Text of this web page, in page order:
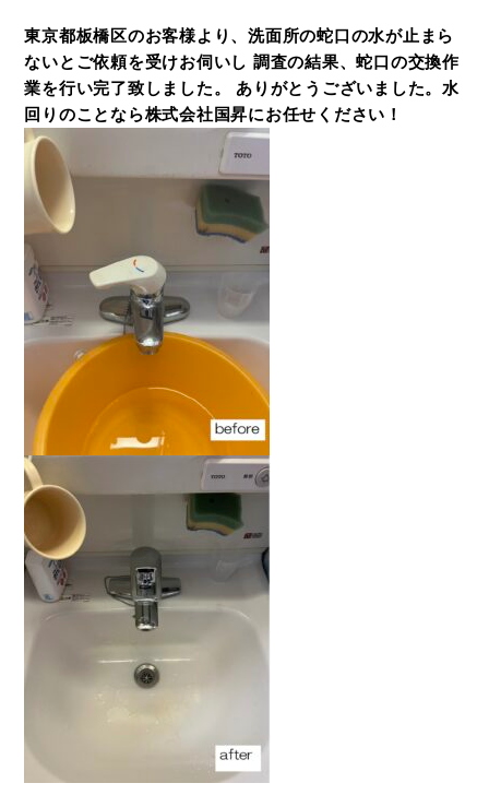
東京都板橋区のお客様より、洗面所の蛇口の水が止まら
ないとご依頼を受けお伺いし 調査の結果、蛇口の交換作
業を行い完了致しました。 ありがとうございました。水
回りのことなら株式会社国昇にお任せください！